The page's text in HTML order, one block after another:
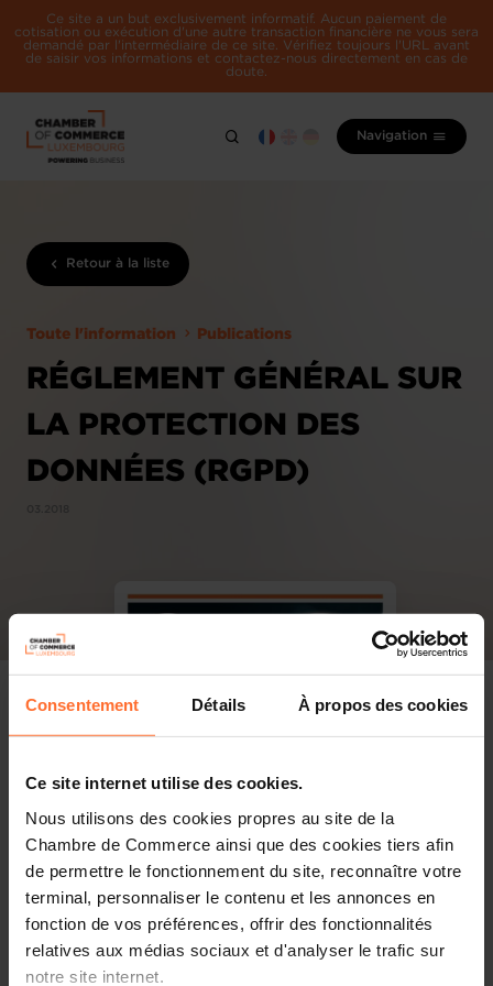
Consentement Détails À propos des cookies
Ce site internet utilise des cookies.
Nous utilisons des cookies propres au site de la
Chambre de Commerce ainsi que des cookies tiers afin
de permettre le fonctionnement du site, reconnaître votre
terminal, personnaliser le contenu et les annonces en
fonction de vos préférences, offrir des fonctionnalités
relatives aux médias sociaux et d'analyser le trafic sur
notre site internet.
Ce site a un but exclusivement informatif. Aucun paiement de
cotisation ou exécution d'une autre transaction financière ne vous sera
demandé par l'intermédiaire de ce site. Vérifiez toujours l'URL avant
de saisir vos informations et contactez-nous directement en cas de
doute.
Navigation
Retour à la liste
Toute l'information Publications
RÉGLEMENT GÉNÉRAL SUR
LA PROTECTION DES
DONNÉES (RGPD)